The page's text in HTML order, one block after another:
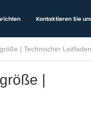
Kontaktieren Sie
| Technischer Leitfaden
|